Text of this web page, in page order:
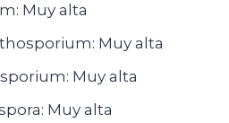
Muy alta
Muy alta
Muy alta
Muy alta